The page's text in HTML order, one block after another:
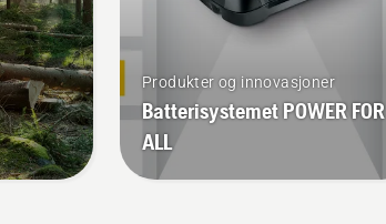
Produkter og innovasjoner
Batterisystemet POWER FOR
ALL